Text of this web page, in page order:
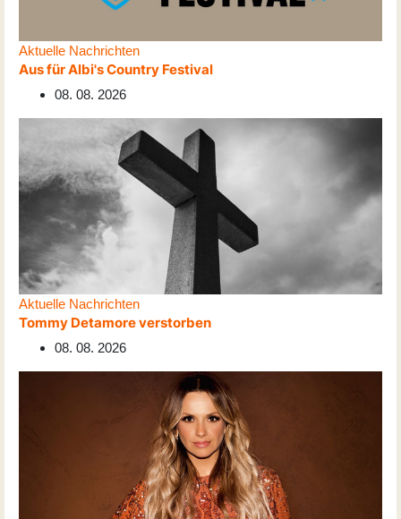
Aktuelle Nachrichten
Aus für Albi's Country Festival
08. 08. 2026
Aktuelle Nachrichten
Tommy Detamore verstorben
08. 08. 2026